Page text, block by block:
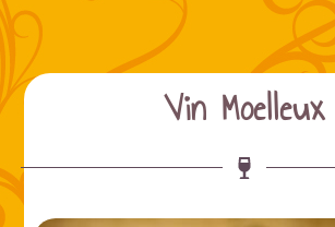
Vin Moelleux